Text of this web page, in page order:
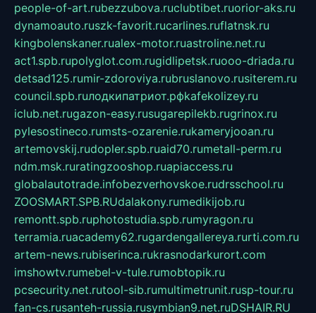
people-of-art.rubezzubova.ruclubtibet.ruorior-aks.ru
dynamoauto.ruszk-favorit.rucarlines.ruflatnsk.ru
kingbolenskaner.rualex-motor.ruastroline.net.ru
act1.spb.rupolyglot.com.rugidlipetsk.ruooo-driada.ru
detsad125.rumir-zdoroviya.rubruslanovo.rusiterem.ru
council.spb.ruлодкипатриот.рфkafekolizey.ru
iclub.net.rugazon-easy.rusugarepilekb.rugrinox.ru
pylesostineco.rumsts-ozarenie.rukameryjooan.ru
artemovskij.rudopler.spb.ruaid70.rumetall-perm.ru
ndm.msk.ruratingzooshop.ruapiaccess.ru
globalautotrade.infobezverhovskoe.rudrsschool.ru
ZOOSMART.SPB.RUdalakony.rumedikijob.ru
remontt.spb.ruphotostudia.spb.rumyragon.ru
terramia.ruacademy62.rugardengallereya.rurti.com.ru
artem-news.rubiserinca.rukrasnodarkurort.com
imshowtv.rumebel-v-tule.rumobtopik.ru
pcsecurity.net.rutool-sib.rumultimetrunit.rusp-tour.ru
fan-cs.rusanteh-russia.rusymbian9.net.ruDSHAIR.RU